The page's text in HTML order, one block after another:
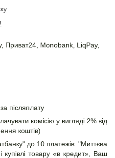
Приват24, Monobank, LiqPay,
післяплату
комісію у вигляді 2% від
коштів)
до 10 платежів. "Миттєва
товару «в кредит», Ваш